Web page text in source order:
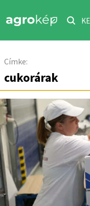
Címke:
cukorárak